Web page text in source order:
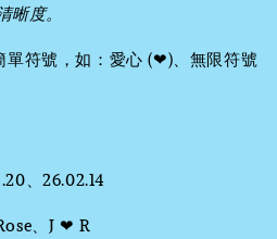
度。
單符號，如：愛心 (❤)、無限符號
、26.02.14
、J ❤ R